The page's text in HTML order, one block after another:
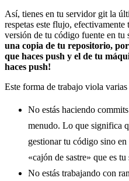
Así, tienes en tu servidor git la
respetas este flujo,
versión de tu código fuente en tu
una copia de tu repositorio,
que haces push y el de tu
haces push!
Este forma de trabajo viola
No estás haciendo
menudo. Lo que significa
gestionar tu código sino
«cajón de sastre» que es
No estás trabajando con